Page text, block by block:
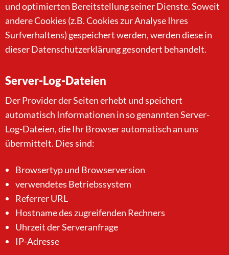
und optimierten Bereitstellung seiner Dienste. Soweit
andere Cookies (z.B. Cookies zur Analyse Ihres
Surfverhaltens) gespeichert werden, werden diese in
dieser Datenschutzerklärung gesondert behandelt.
Server-Log-Dateien
Der Provider der Seiten erhebt und speichert
automatisch Informationen in so genannten Server-
Log-Dateien, die Ihr Browser automatisch an uns
übermittelt. Dies sind:
Browsertyp und Browserversion
verwendetes Betriebssystem
Referrer URL
Hostname des zugreifenden Rechners
Uhrzeit der Serveranfrage
IP-Adresse